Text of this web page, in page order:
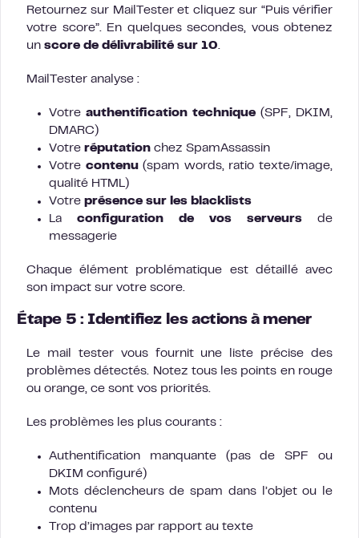
Retournez sur MailTester et cliquez sur “Puis vérifier
votre score”. En quelques secondes, vous obtenez
un score de délivrabilité sur 10.
MailTester analyse :
Votre authentification technique (SPF, DKIM,
DMARC)
Votre réputation chez SpamAssassin
Votre contenu(spam words, ratio texte/image,
qualité HTML)
Votre présence sur les blacklists
La configuration de vos serveurs de
messagerie
Chaque élément problématique est détaillé avec
son impact sur votre score.
Étape 5 : Identifiez les actions à mener
Le mail tester vous fournit une liste précise des
problèmes détectés. Notez tous les points en rouge
ou orange, ce sont vos priorités.
Les problèmes les plus courants :
Authentification manquante (pas de SPF ou
DKIM configuré)
Mots déclencheurs de spam dans l’objet ou le
contenu
Trop d’images par rapport au texte